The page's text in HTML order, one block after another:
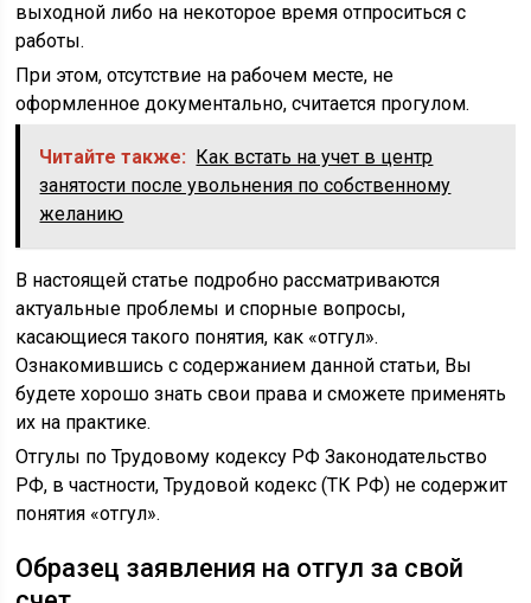
выходной либо на некоторое время отпроситься с
работы.
При этом, отсутствие на рабочем месте, не
оформленное документально, считается прогулом.
Читайте также: Как встать на учет в центр
занятости после увольнения по собственному
желанию
В настоящей статье подробно рассматриваются
актуальные проблемы и спорные вопросы,
касающиеся такого понятия, как «отгул».
Ознакомившись с содержанием данной статьи, Вы
будете хорошо знать свои права и сможете применять
их на практике.
Отгулы по Трудовому кодексу РФ Законодательство
РФ, в частности, Трудовой кодекс (ТК РФ) не содержит
понятия «отгул».
Образец заявления на отгул за свой